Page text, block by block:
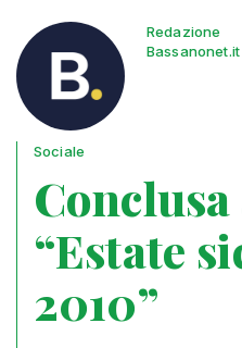
Redazione
Bassanonet.it
Sociale
Conclusa
“Estate
2010”